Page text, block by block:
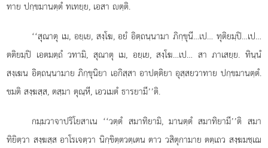
ทาย ปกฺขมานตฺตํ ทเทยฺย, เอสา ตฺติ.
‘‘สุณาตุ เม, อยฺเย, สงฺโฆ, อยํ อิตฺถนฺนามา ภิกฺขุนี…เป… ทุติยมฺปิ…เป…
ตติยมฺปิ เอตมตฺถํ วทามิ, สุณาตุ เม, อยฺเย, สงฺโฆ…เป… สา ภาเสยฺย. ทินฺนํ
สงฺเฆน อิตฺถนฺนามาย ภิกฺขุนิยา เอกิสฺสา อาปตฺติยาอุสฺสยวาทาย ปกฺขมานตฺตํ.
ขมติ สงฺฆสฺส, ตสฺมา ตุณฺหี, เอวเมตํ ธารยามี’’ติ.
กมฺมวาจาปริโยสาเน ‘‘วตฺตํ สมาทิยามิ, มานตฺตํ สมาทิยามี’’ติ สมา
ทิยิตฺวา สงฺฆสฺส อาโรเจตฺวา นิกฺขิตฺตวตฺเตน ตาว วสิตุกามาย ตตฺเถว สงฺฆมชฺเฌ